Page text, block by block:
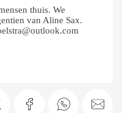
thuis. We
van Aline Sax.